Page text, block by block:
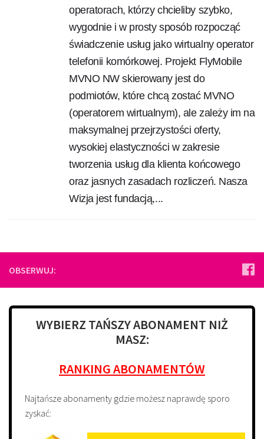
operatorach, którzy chcieliby szybko,
wygodnie i w prosty sposób rozpocząć
świadczenie usług jako wirtualny operator
telefonii komórkowej. Projekt FlyMobile
MVNO NW skierowany jest do
podmiotów, które chcą zostać MVNO
(operatorem wirtualnym), ale zależy im na
maksymalnej przejrzystości oferty,
wysokiej elastyczności w zakresie
tworzenia usług dla klienta końcowego
oraz jasnych zasadach rozliczeń. Nasza
Wizja jest fundacją,...
OBSERWUJ:
WYBIERZ TAŃSZY ABONAMENT NIŻ
MASZ:
RANKING ABONAMENTÓW
Najtańsze abonamenty gdzie możesz naprawdę sporo
zyskać: